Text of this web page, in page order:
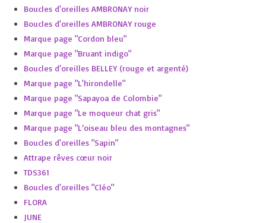
Boucles d'oreilles AMBRONAY noir
Boucles d'oreilles AMBRONAY rouge
Marque page "Cordon bleu"
Marque page "Bruant indigo"
Boucles d'oreilles BELLEY (rouge et argenté)
Marque page "L'hirondelle"
Marque page "Sapayoa de Colombie"
Marque page "Le moqueur chat gris"
Marque page "L’oiseau bleu des montagnes"
Boucles d'oreilles "Sapin"
Attrape rêves cœur noir
TDS361
Boucles d'oreilles "Cléo"
FLORA
JUNE